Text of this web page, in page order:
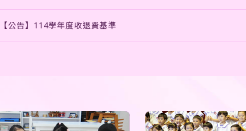
【公告】114學年度收退費基準